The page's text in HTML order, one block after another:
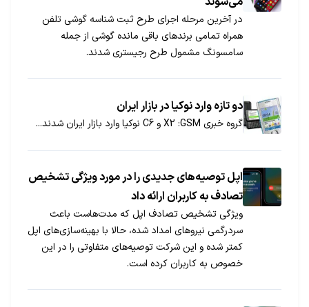
در آخرین مرحله اجرای طرح ثبت شناسه گوشی تلفن
همراه تمامی برندهای باقی مانده گوشی از جمله
سامسونگ مشمول طرح رجیستری شدند.
دو تازه وارد نوکیا در بازار ایران
گروه خبری GSM‏: X2 و C6 نوکیا وارد بازار ایران شدند...
اپل توصیه‌های جدیدی را در مورد ویژگی تشخیص
تصادف به کاربران ارائه داد
ویژگی تشخیص تصادف اپل که مدت‌هاست باعث
سردرگمی نیروهای امداد شده، حالا با بهینه‌سازی‌های اپل
کمتر شده و این شرکت توصیه‌های متفاوتی را در این
خصوص به کاربران کرده است.